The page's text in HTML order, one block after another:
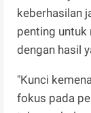
keberhasilan
penting untuk
dengan hasil
"Kunci
fokus pada